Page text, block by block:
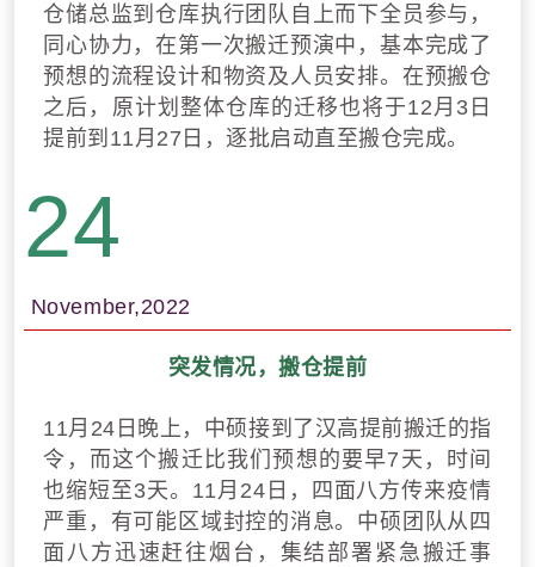
仓储总监到仓库执行团队自上而下全员参与，
同心协力，在第一次搬迁预演中，基本完成了
预想的流程设计和物资及人员安排。在预搬仓
之后，原计划整体仓库的迁移也将于12月3日
提前到11月27日 ，逐批启动直至搬仓完成。
24
November,2022
突发情况，搬仓提前
11月24日晚上，中硕接到了汉高提前搬迁的指
令，而这个搬迁比我们预想的要早7天，时间
也缩短至3天。 11月24日，四面八方传来疫情
严重，有可能区域封控的消息。中硕团队从四
面八方迅速赶往烟台，集结部署紧急搬迁事